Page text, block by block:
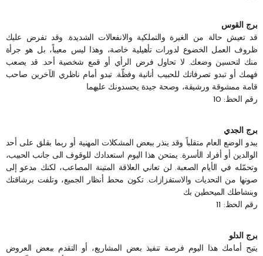
برج القوس
قد تعيش حالة من الغيرة والتملكية والانفعالات الشديدة. وقد تفرض عليك
ظروف العمل الخضوع لدورات تأهيلية خاصة، وهذا ليس معيباً، بل هو جرأة
منك لتحسين وضعك. لا تحاول فرض الرأي أو قمع شخصية أحد. قد يصعب
فهمك أو تبدو تصرفاتك للحبيب أنانية وفظّة. تبدو أمام ناظري الآخرين صاحب
قامة ممشوقة ورشيقة، وصحة جيدة يحسدونك عليهما
رقم الحظ: 10
برج الجدي
يبدو الوضع العام متقلباً وقد ينذر ببعض المشكلات المهنية أو ربما بقلق على أحد
الوالدين أو أفراد الأسرة. يمتحن هذا اليوم استعدادك للوقوف الى جانب الحبيب،
وتحمّله في الأيام الصعبة. لن تعاني العلاقة المتينة المصاعب، لكنك مدعو إلى
صونها من التحديات والاستفزازات. تكون محط أنظار الجميع، وتلفت برشاقتك
وبنشاطك الميحطين بك
رقم الحظ: 11
برج الدلو
يتيح أمامك هذا اليوم فرصة تنفيذ بعض المشاريع، أو التقدم ببعض العروض